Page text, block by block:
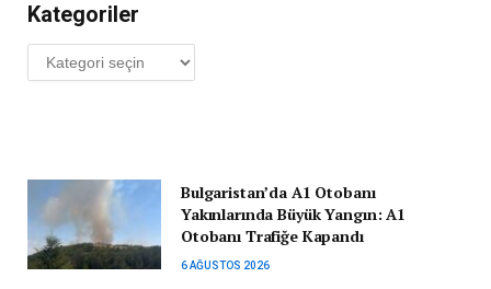
Kategoriler
Kategoriler
Bulgaristan’da A1 Otobanı
Yakınlarında Büyük Yangın: A1
Otobanı Trafiğe Kapandı
6 AĞUSTOS 2026